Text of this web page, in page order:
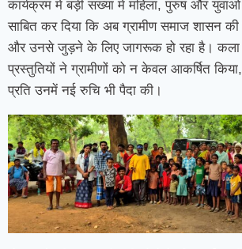
कार्यक्रम में बड़ी संख्या में महिला, पुरुष और
साबित कर दिया कि अब ग्रामीण समाज शासन
और उनसे जुड़ने के लिए जागरूक हो रहा है। कला
प्रस्तुतियों ने ग्रामीणों को न केवल आकर्षित
प्रति उनमें नई रुचि भी पैदा की।